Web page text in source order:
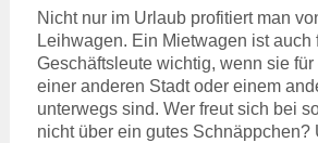
Nicht nur im Urlaub profitiert man
Leihwagen. Ein Mietwagen ist auch
Geschäftsleute wichtig, wenn sie für
einer anderen Stadt oder einem
unterwegs sind. Wer freut sich bei
nicht über ein gutes Schnäppchen?